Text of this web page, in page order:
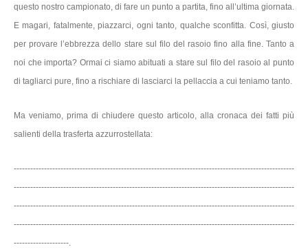
questo nostro campionato, di fare un punto a partita, fino all’ultima giornata.
E magari, fatalmente, piazzarci, ogni tanto, qualche sconfitta. Così, giusto
per provare l’ebbrezza dello stare sul filo del rasoio fino alla fine. Tanto a
noi che importa? Ormai ci siamo abituati a stare sul filo del rasoio al punto
di tagliarci pure, fino a rischiare di lasciarci la pellaccia a cui teniamo tanto.
Ma veniamo, prima di chiudere questo articolo, alla cronaca dei fatti più
salienti della trasferta azzurrostellata:
------------------------------------------------------------------------------------------------------
------------------------------------------------------------------------------------------------------
------------------------------------------------------------------------------------------------------
------------------------------------------------------------------------------------------------------
--------------------.